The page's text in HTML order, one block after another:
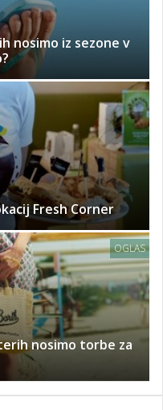
nosimo iz sezone v
Fresh Corner
OGLAS
nosimo torbe za